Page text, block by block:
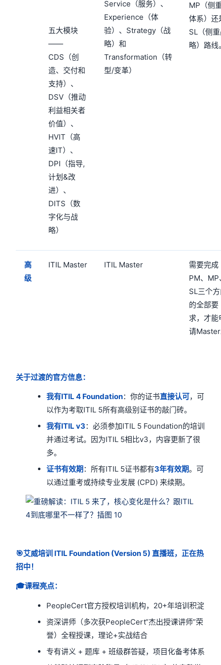
五大模块
——
CDS（创
造、交付和
支持）、
DSV（推动
利益相关者
价值）、
HVIT（高
速IT）、
DPI（指导,
计划&改
进）、
DITS（数
字化与战
略）
Service（服务）、
Experience（体
验）、Strategy（战
略）和
Transformation（转
型/变革）
MP（侧
体系）还
SL（侧
略）路线
高
级
ITIL Master ITIL Master
需要完成
PM、MP
SL三个
的全部要
求，才能
请
关于过渡的官方信息：
我有ITIL 4 Foundation：你的证书直接认可，可
以作为考取ITIL 5所有高级别证书的敲门砖。
我有ITIL v3：必须参加ITIL 5 Foundation的培训
并通过考试。因为ITIL 5相比v3，内容更新了很
多。
证书有效期：所有ITIL 5证书都有3年有效期。可
以通过重考或持续专业发展 (CPD) 来续期。
🎯艾威培训 ITIL Foundation (Version 5) 直播班，正在热
招中！
🎓课程亮点：
PeopleCert官方授权培训机构，20+年培训积淀
资深讲师（多次获PeopleCert“杰出授课讲师”荣
誉）全程授课，理论+实战结合
专有讲义 + 题库 + 班级群答疑，项目化备考体系